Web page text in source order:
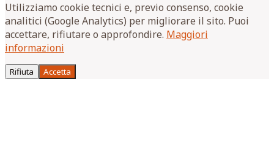
Utilizziamo cookie tecnici e, previo consenso, cookie
analitici (Google Analytics) per migliorare il sito. Puoi
accettare, rifiutare o approfondire. Maggiori
informazioni
Rifiuta Accetta